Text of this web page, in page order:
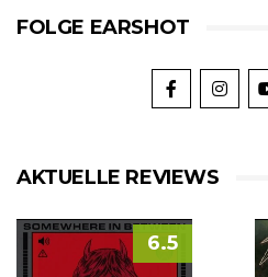
FOLGE EARSHOT
AKTUELLE REVIEWS
6.5